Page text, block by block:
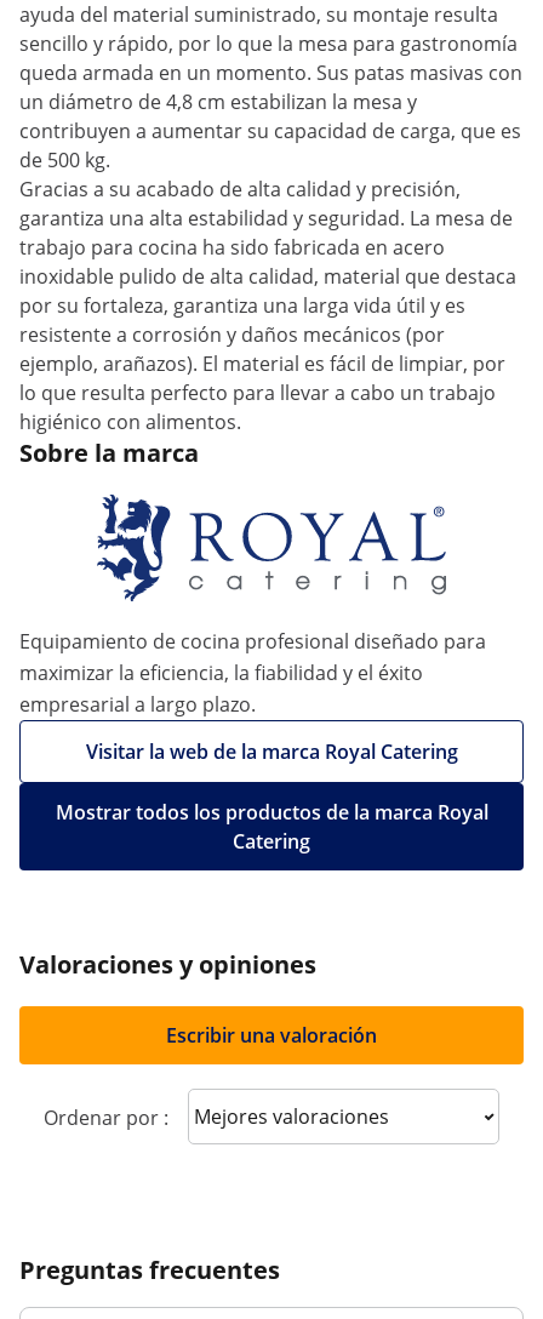
ayuda del material suministrado, su montaje resulta
sencillo y rápido, por lo que la mesa para gastronomía
queda armada en un momento. Sus patas masivas con
un diámetro de 4,8 cm estabilizan la mesa y
contribuyen a aumentar su capacidad de carga, que es
de 500 kg.
Gracias a su acabado de alta calidad y precisión,
garantiza una alta estabilidad y seguridad. La mesa de
trabajo para cocina ha sido fabricada en acero
inoxidable pulido de alta calidad, material que destaca
por su fortaleza, garantiza una larga vida útil y es
resistente a corrosión y daños mecánicos (por
ejemplo, arañazos). El material es fácil de limpiar, por
lo que resulta perfecto para llevar a cabo un trabajo
higiénico con alimentos.
Sobre la marca
Equipamiento de cocina profesional diseñado para
maximizar la eficiencia, la fiabilidad y el éxito
empresarial a largo plazo.
Visitar la web de la marca Royal Catering
Mostrar todos los productos de la marca Royal
Catering
Valoraciones y opiniones
Escribir una valoración
Ordenar por : Sort reviews
Preguntas frecuentes